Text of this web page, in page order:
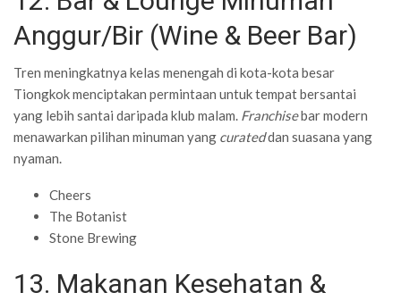
Anggur/Bir (Wine & Beer Bar)
Tren meningkatnya kelas menengah di kota-kota besar
Tiongkok menciptakan permintaan untuk tempat bersantai
yang lebih santai daripada klub malam. Franchisebar modern
menawarkan pilihan minuman yang curateddan suasana yang
nyaman.
Cheers
The Botanist
Stone Brewing
13. Makanan Kesehatan &